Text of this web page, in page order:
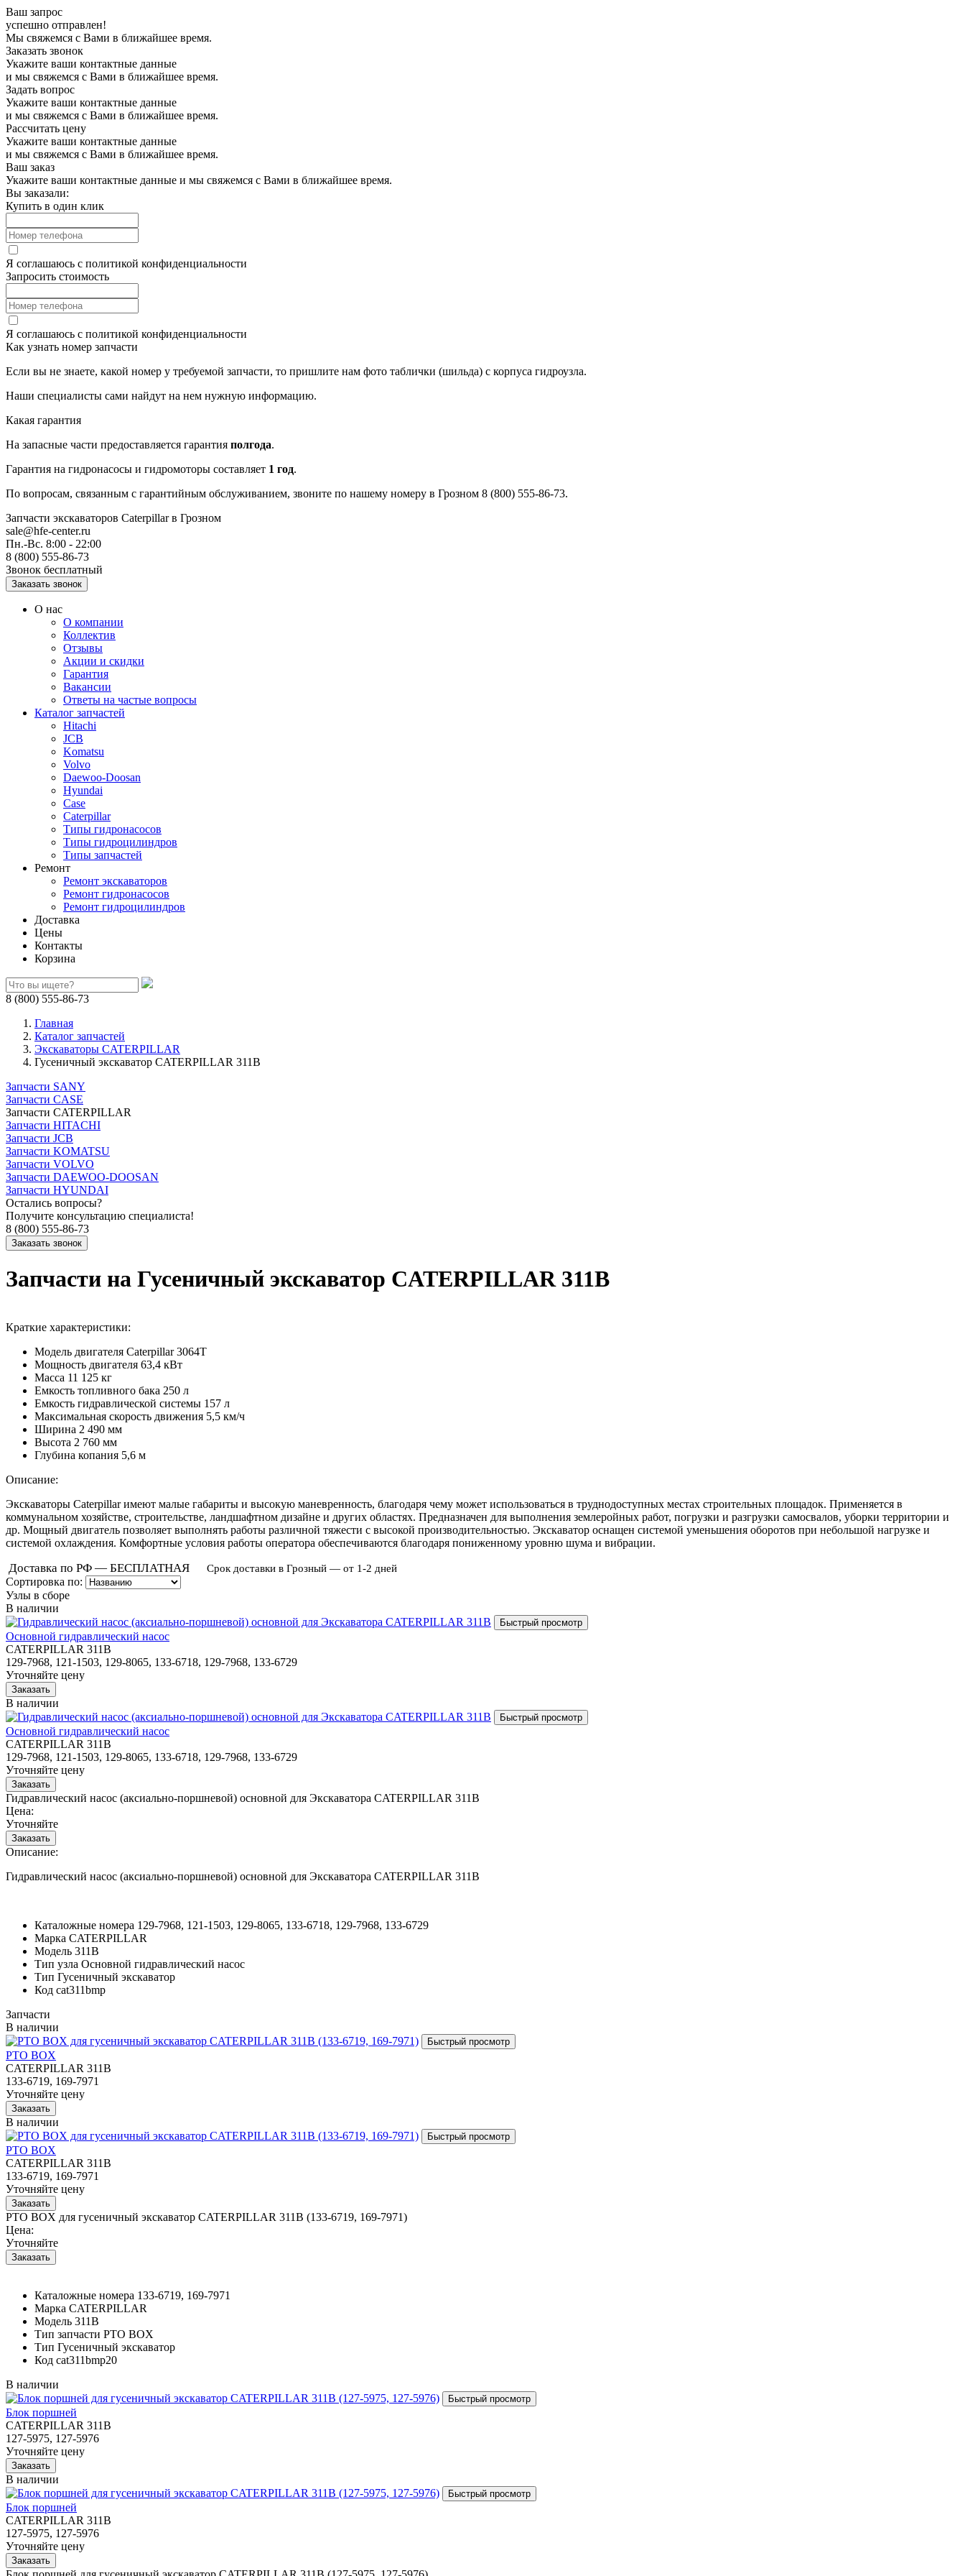
Ваш запрос
успешно отправлен!
Мы свяжемся с Вами в ближайшее время.
Заказать звонок
Укажите ваши контактные данные
и мы свяжемся с Вами в ближайшее время.
Задать вопрос
Укажите ваши контактные данные
и мы свяжемся с Вами в ближайшее время.
Рассчитать цену
Укажите ваши контактные данные
и мы свяжемся с Вами в ближайшее время.
Ваш заказ
Укажите ваши контактные данные и мы свяжемся с Вами в ближайшее время.
Вы заказали:
Купить в один клик
Я соглашаюсь с политикой конфиденциальности
Запросить стоимость
Я соглашаюсь с политикой конфиденциальности
Как узнать номер запчасти
Если вы не знаете, какой номер у требуемой запчасти, то пришлите нам фото таблички (шильда) с корпуса гидроузла.
Наши специалисты сами найдут на нем нужную информацию.
Какая гарантия
На запасные части предоставляется гарантия полгода.
Гарантия на гидронасосы и гидромоторы составляет 1 год.
По вопросам, связанным с гарантийным обслуживанием, звоните по нашему номеру в Грозном 8 (800) 555-86-73.
Запчасти экскаваторов Caterpillarв Грозном
sale@hfe-center.ru
Пн.-Вс. 8:00 - 22:00
8 (800) 555-86-73
Звонок бесплатный
О нас
О компании
Коллектив
Отзывы
Акции и скидки
Гарантия
Вакансии
Ответы на частые вопросы
Каталог запчастей
Hitachi
JCB
Komatsu
Volvo
Daewoo-Doosan
Hyundai
Case
Caterpillar
Типы гидронасосов
Типы гидроцилиндров
Типы запчастей
Ремонт
Ремонт экскаваторов
Ремонт гидронасосов
Ремонт гидроцилиндров
Доставка
Цены
Контакты
Корзина
8 (800) 555-86-73
Главная
Каталог запчастей
Экскаваторы CATERPILLAR
Гусеничный экскаватор CATERPILLAR 311B
Запчасти SANY
Запчасти CASE
Запчасти CATERPILLAR
Запчасти HITACHI
Запчасти JCB
Запчасти KOMATSU
Запчасти VOLVO
Запчасти DAEWOO-DOOSAN
Запчасти HYUNDAI
Остались вопросы?
Получите консультацию специалиста!
8 (800) 555-86-73
Запчасти на Гусеничный экскаватор CATERPILLAR 311B
Краткие характеристики:
Модель двигателя Caterpillar 3064T
Мощность двигателя 63,4 кВт
Масса 11 125 кг
Емкость топливного бака 250 л
Емкость гидравлической системы 157 л
Максимальная скорость движения 5,5 км/ч
Ширина 2 490 мм
Высота 2 760 мм
Глубина копания 5,6 м
Описание:
Экскаваторы Caterpillar имеют малые габариты и высокую маневренность, благодаря чему может использоваться в труднодоступных местах строительных площадок. Применяется в
коммунальном хозяйстве, строительстве, ландшафтном дизайне и других областях. Предназначен для выполнения землеройных работ, погрузки и разгрузки самосвалов, уборки территории и
др. Мощный двигатель позволяет выполнять работы различной тяжести с высокой производительностью. Экскаватор оснащен системой уменьшения оборотов при небольшой нагрузке и
системой охлаждения. Комфортные условия работы оператора обеспечиваются благодаря пониженному уровню шума и вибрации.
Доставка по РФ — БЕСПЛАТНАЯ Срок доставки в Грозный — от 1-2 дней
Сортировка по:
Узлы в сборе
В наличии
Основной гидравлический насос
CATERPILLAR 311B
129-7968, 121-1503, 129-8065, 133-6718, 129-7968, 133-6729
Уточняйте цену
В наличии
Основной гидравлический насос
CATERPILLAR 311B
129-7968, 121-1503, 129-8065, 133-6718, 129-7968, 133-6729
Уточняйте цену
Гидравлический насос (аксиально-поршневой) основной для Экскаватора CATERPILLAR 311B
Цена:
Уточняйте
Описание:
Гидравлический насос (аксиально-поршневой) основной для Экскаватора CATERPILLAR 311B
Каталожные номера 129-7968, 121-1503, 129-8065, 133-6718, 129-7968, 133-6729
Марка CATERPILLAR
Модель 311B
Тип узла Основной гидравлический насос
Тип Гусеничный экскаватор
Код cat311bmp
Запчасти
В наличии
PTO BOX
CATERPILLAR 311B
133-6719, 169-7971
Уточняйте цену
В наличии
PTO BOX
CATERPILLAR 311B
133-6719, 169-7971
Уточняйте цену
PTO BOX для гусеничный экскаватор CATERPILLAR 311B (133-6719, 169-7971)
Цена:
Уточняйте
Каталожные номера 133-6719, 169-7971
Марка CATERPILLAR
Модель 311B
Тип запчасти PTO BOX
Тип Гусеничный экскаватор
Код cat311bmp20
В наличии
Блок поршней
CATERPILLAR 311B
127-5975, 127-5976
Уточняйте цену
В наличии
Блок поршней
CATERPILLAR 311B
127-5975, 127-5976
Уточняйте цену